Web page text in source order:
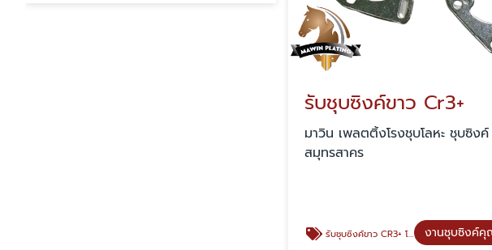
รับชุบซิงค์ขาว Cr3+
มาวิน เพลตติ้งโรงชุบโลหะ ชุบซิงค์
สมุทรสาคร
รับชุบซิงค์ขาว CR3+ โรงงานมาตรฐาน